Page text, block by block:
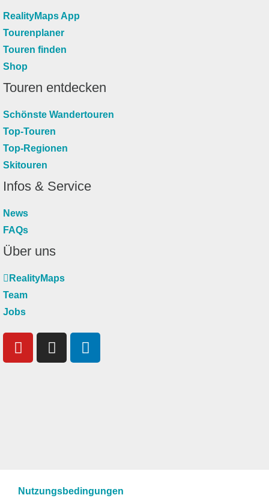
RealityMaps App
Tourenplaner
Touren finden
Shop
Touren entdecken
Schönste Wandertouren
Top-Touren
Top-Regionen
Skitouren
Infos & Service
News
FAQs
Über uns
RealityMaps
Team
Jobs
Nutzungsbedingungen